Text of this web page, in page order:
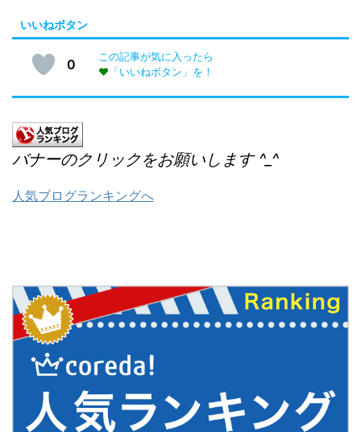
いいねボタン
0
この記事が気に入ったら
♥ 「いいねボタン」を！
バナーのクリックをお願いします ^_^
人気ブログランキングへ